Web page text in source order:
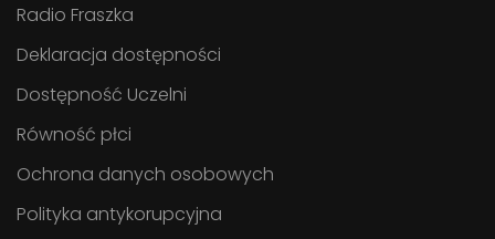
Radio Fraszka
Deklaracja dostępności
Dostępność Uczelni
Równość płci
Ochrona danych osobowych
Polityka antykorupcyjna